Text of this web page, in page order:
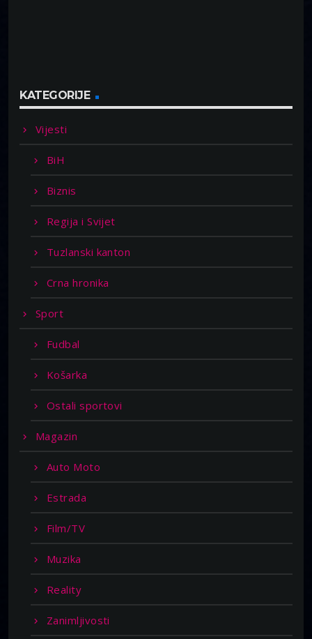
KATEGORIJE
Vijesti
BiH
Biznis
Regija i Svijet
Tuzlanski kanton
Crna hronika
Sport
Fudbal
Košarka
Ostali sportovi
Magazin
Auto Moto
Estrada
Film/TV
Muzika
Reality
Zanimljivosti